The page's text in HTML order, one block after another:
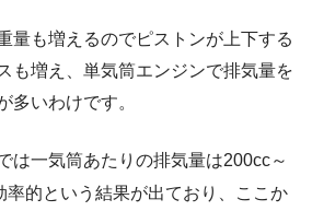
量も増えるのでピストンが上下する
も増え、単気筒エンジンで排気量を
多いわけです。
は一気筒あたりの排気量は200cc～
率的という結果が出ており、ここか